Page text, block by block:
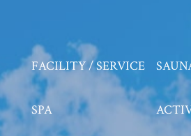
FACILITY / SERVICE施設 /
SPAスパ